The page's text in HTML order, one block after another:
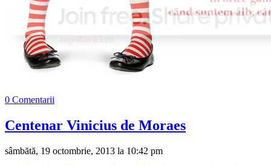
0 Comentarii
Centenar Vinicius de Moraes
sâmbătă, 19 octombrie, 2013 la 10:42 pm